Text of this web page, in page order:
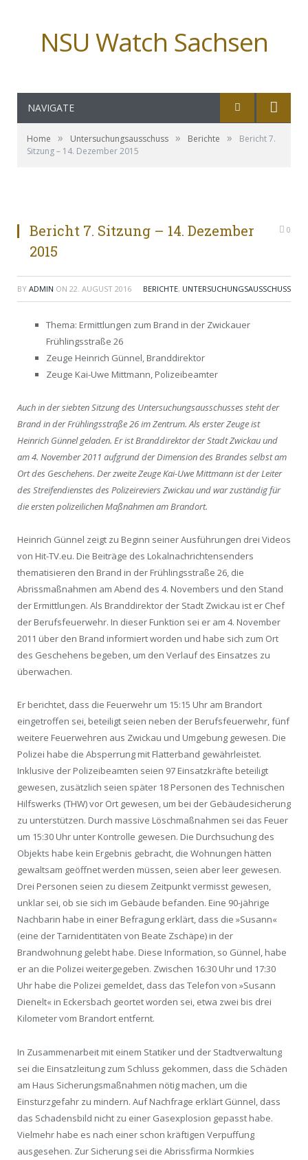
NSU Watch Sachsen
NAVIGATE
Home » Untersuchungsausschuss » Berichte »
Bericht 7.
Sitzung – 14. Dezember 2015
Bericht 7. Sitzung – 14. Dezember
2015
0
BY ADMIN ON 22. AUGUST 2016 BERICHTE, UNTERSUCHUNGSAUSSCHUSS
Thema: Ermittlungen zum Brand in der Zwickauer
Frühlingsstraße 26
Zeuge Heinrich Günnel, Branddirektor
Zeuge Kai-Uwe Mittmann, Polizeibeamter
Auch in der siebten Sitzung des Untersuchungsausschusses steht der
Brand in der Frühlingsstraße 26 im Zentrum. Als erster Zeuge ist
Heinrich Günnel geladen. Er ist Branddirektor der Stadt Zwickau und
am 4. November 2011 aufgrund der Dimension des Brandes selbst am
Ort des Geschehens. Der zweite Zeuge Kai-Uwe Mittmann ist der Leiter
des Streifendienstes des Polizeireviers Zwickau und war zuständig für
die ersten polizeilichen Maßnahmen am Brandort.
Heinrich Günnel zeigt zu Beginn seiner Ausführungen drei Videos
von Hit-TV.eu. Die Beiträge des Lokalnachrichtensenders
thematisieren den Brand in der Frühlingsstraße 26, die
Abrissmaßnahmen am Abend des 4. Novembers und den Stand
der Ermittlungen. Als Branddirektor der Stadt Zwickau ist er Chef
der Berufsfeuerwehr. In dieser Funktion sei er am 4. November
2011 über den Brand informiert worden und habe sich zum Ort
des Geschehens begeben, um den Verlauf des Einsatzes zu
überwachen.
Er berichtet, dass die Feuerwehr um 15:15 Uhr am Brandort
eingetroffen sei, beteiligt seien neben der Berufsfeuerwehr, fünf
weitere Feuerwehren aus Zwickau und Umgebung gewesen. Die
Polizei habe die Absperrung mit Flatterband gewährleistet.
Inklusive der Polizeibeamten seien 97 Einsatzkräfte beteiligt
gewesen, zusätzlich seien später 18 Personen des Technischen
Hilfswerks (THW) vor Ort gewesen, um bei der Gebäudesicherung
zu unterstützen. Durch massive Löschmaßnahmen sei das Feuer
um 15:30 Uhr unter Kontrolle gewesen. Die Durchsuchung des
Objekts habe kein Ergebnis gebracht, die Wohnungen hätten
gewaltsam geöffnet werden müssen, seien aber leer gewesen.
Drei Personen seien zu diesem Zeitpunkt vermisst gewesen,
unklar sei, ob sie sich im Gebäude befanden. Eine 90-jährige
Nachbarin habe in einer Befragung erklärt, dass die »Susann«
(eine der Tarnidentitäten von Beate Zschäpe) in der
Brandwohnung gelebt habe. Diese Information, so Günnel, habe
er an die Polizei weitergegeben. Zwischen 16:30 Uhr und 17:30
Uhr habe die Polizei gemeldet, dass das Telefon von »Susann
Dienelt« in Eckersbach geortet worden sei, etwa zwei bis drei
Kilometer vom Brandort entfernt.
In Zusammenarbeit mit einem Statiker und der Stadtverwaltung
sei die Einsatzleitung zum Schluss gekommen, dass die Schäden
am Haus Sicherungsmaßnahmen nötig machen, um die
Einsturzgefahr zu mindern. Auf Nachfrage erklärt Günnel, dass
das Schadensbild nicht zu einer Gasexplosion gepasst habe.
Vielmehr habe es nach einer schon kräftigen Verpuffung
ausgesehen. Zur Sicherung sei die Abrissfirma Normkies